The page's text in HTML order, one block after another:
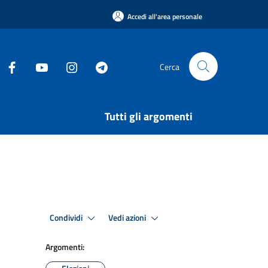
Accedi all'area personale
Cerca
Tutti gli argomenti
Condividi Vedi azioni
Argomenti: